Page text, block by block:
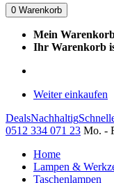
0 Warenkorb
Mein
Ihr Warenkorb
Weiter einkaufen
DealsNachhaltig
0512 334 071 23 Mo. -
Home
Lampen &
Taschenlampen